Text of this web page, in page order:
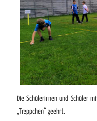
Die Schülerinnen und Schüler
„Treppchen“ geehrt.